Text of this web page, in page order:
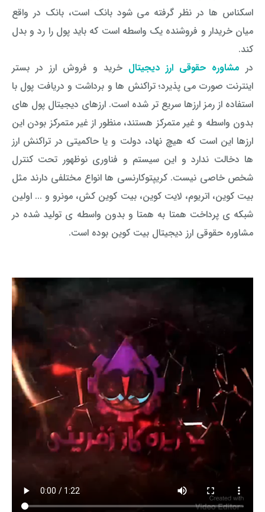
اسکناس ها در نظر گرفته می شود بانک است، بانک در واقع
میان خریدار و فروشنده یک واسطه است که باید پول را رد و بدل
کند.
در مشاوره حقوقی ارز دیجیتال خرید و فروش ارز در بستر
اینترنت صورت می پذیرد؛ تراکنش ها و برداشت و دریافت پول با
استفاده از رمز ارزها سریع تر شده است. ارزهای دیجیتال پول های
بدون واسطه و غیر متمرکز هستند، منظور از غیر متمرکز بودن این
ارزها این است که هیچ نهاد، دولت و یا حاکمیتی در تراکنش ارز
ها دخالت ندارد و این سیستم و فناوری نوظهور تحت کنترل
شخص خاصی نیست. کریپتوکارنسی ها انواع مختلفی دارند مثل
بیت کوین، اتریوم، لایت کوین، بیت کوین کش، مونرو و ... اولین
شبکه ی پرداخت همتا به همتا و بدون واسطه ی تولید شده در
مشاوره حقوقی ارز دیجیتال بیت کوین بوده است.